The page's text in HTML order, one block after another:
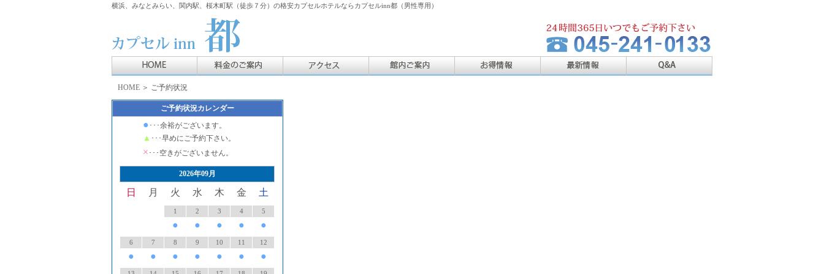
横浜、みなとみらい、関内駅、桜木町駅（徒歩７分）の格安カプセルホテルならカプセルinn都（男性専用）
HOME ＞ ご予約状況
ご予約状況カレンダー
● ･･･余裕がございます。
▲ ･･･早めにご予約下さい。
× ･･･空きがございません。
2026年09月
日 月 火 水 木 金 土
1
●
2
●
3
●
4
●
5
●
6
●
7
●
8
●
9
●
10
●
11
●
12
●